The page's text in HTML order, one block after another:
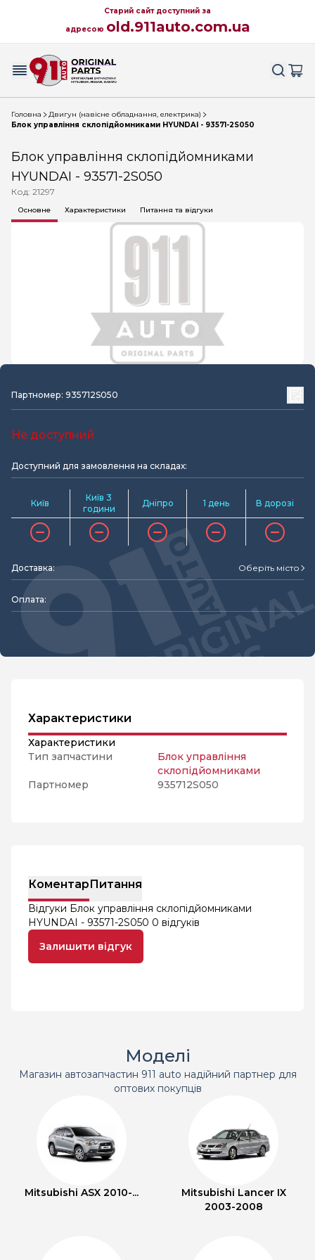
Старий сайт доступний за
адресою old.911auto.com.ua
Головна
Двигун (навісне обладнання, електрика)
Блок управління склопідйомниками HYUNDAI - 93571-2S050
Блок управління склопідйомниками
HYUNDAI - 93571-2S050
Код: 21297
Основне Характеристики Питання та відгуки
Партномер: 935712S050
Не доступний
Доступний для замовлення на складах:
Київ
Київ 3
години
Дніпро 1 день В дорозі
Доставка: Оберіть місто
Оплата:
Характеристики
Характеристики
Тип запчастини
Блок управління
склопідйомниками
Партномер
935712S050
КоментарПитання
Відгуки Блок управління склопідйомниками
HYUNDAI - 93571-2S050 0 відгуків
Залишити відгук
Моделі
Магазин автозапчастин 911 auto надійний партнер для
оптових покупців
Mitsubishi ASX 2010-...
Mitsubishi Lancer IX
2003-2008